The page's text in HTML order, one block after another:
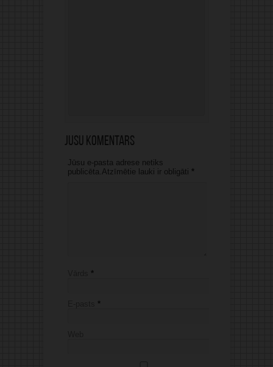
Jūsu komentārs
Jūsu e-pasta adrese netiks
publicēta.Atzīmētie lauki ir obligāti *
*
*